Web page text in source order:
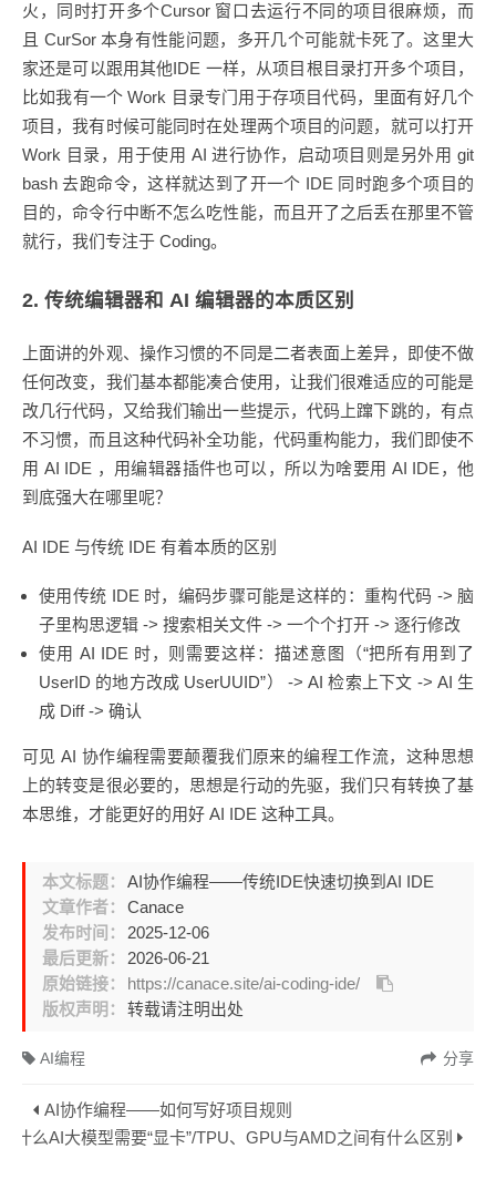
火，同时打开多个Cursor 窗口去运行不同的项目很麻烦，而
且 CurSor 本身有性能问题，多开几个可能就卡死了。这里大
家还是可以跟用其他IDE 一样，从项目根目录打开多个项目，
比如我有一个 Work 目录专门用于存项目代码，里面有好几个
项目，我有时候可能同时在处理两个项目的问题，就可以打开
Work 目录，用于使用 AI 进行协作，启动项目则是另外用 git
bash 去跑命令，这样就达到了开一个 IDE 同时跑多个项目的
目的，命令行中断不怎么吃性能，而且开了之后丢在那里不管
就行，我们专注于 Coding。
2. 传统编辑器和 AI 编辑器的本质区别
上面讲的外观、操作习惯的不同是二者表面上差异，即使不做
任何改变，我们基本都能凑合使用，让我们很难适应的可能是
改几行代码，又给我们输出一些提示，代码上蹿下跳的，有点
不习惯，而且这种代码补全功能，代码重构能力，我们即使不
用 AI IDE ，用编辑器插件也可以，所以为啥要用 AI IDE，他
到底强大在哪里呢？
AI IDE 与传统 IDE 有着本质的区别
使用传统 IDE 时，编码步骤可能是这样的：重构代码 -> 脑
子里构思逻辑 -> 搜索相关文件 -> 一个个打开 -> 逐行修改
使用 AI IDE 时，则需要这样：描述意图（“把所有用到了
UserID 的地方改成 UserUUID”） -> AI 检索上下文 -> AI 生
成 Diff -> 确认
可见 AI 协作编程需要颠覆我们原来的编程工作流，这种思想
上的转变是很必要的，思想是行动的先驱，我们只有转换了基
本思维，才能更好的用好 AI IDE 这种工具。
本文标题：
AI协作编程——传统IDE快速切换到AI IDE
文章作者：
Canace
发布时间：
2025-12-06
最后更新：
2026-06-21
原始链接：
https://canace.site/ai-coding-ide/
版权声明：
转载请注明出处
分享
AI编程
AI协作编程——如何写好项目规则
什么AI大模型需要“显卡”/TPU、GPU与AMD之间有什么区别